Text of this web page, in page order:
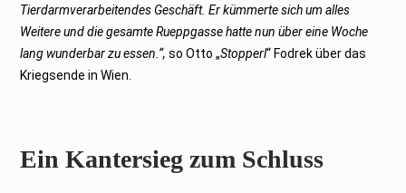
Tierdarmverarbeitendes Geschäft. Er kümmerte sich um alles
Weitere und die gesamte Rueppgasse hatte nun über eine Woche
lang wunderbar zu essen.“, so Otto „Stopperl“ Fodrek über das
Kriegsende in Wien.
Ein Kantersieg zum Schluss